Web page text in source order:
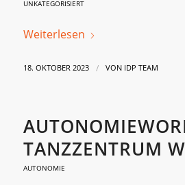
UNKATEGORISIERT
Weiterlesen
18. OKTOBER 2023 / VON IDP TEAM
TANZZENTRUM
AUTONOMIE